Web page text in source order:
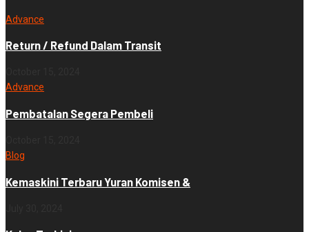
Advance
Return / Refund Dalam Transit
Advance
Pembatalan Segera Pembeli
Blog
Kemaskini Terbaru Yuran Komisen &